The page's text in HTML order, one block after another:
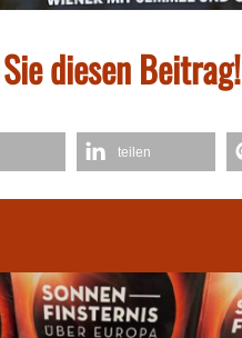
diesen Beitrag!
teilen